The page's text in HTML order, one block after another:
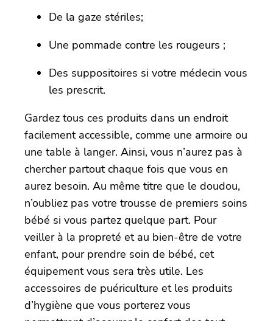
De la gaze stériles;
Une pommade contre les rougeurs ;
Des suppositoires si votre médecin vous
les prescrit.
Gardez tous ces produits dans un endroit
facilement accessible, comme une armoire ou
une table à langer. Ainsi, vous n’aurez pas à
chercher partout chaque fois que vous en
aurez besoin. Au même titre que le doudou,
n’oubliez pas votre trousse de premiers soins
bébé si vous partez quelque part. Pour
veiller à la propreté et au bien-être de votre
enfant, pour prendre soin de bébé, cet
équipement vous sera très utile. Les
accessoires de puériculture et les produits
d’hygiène que vous porterez vous